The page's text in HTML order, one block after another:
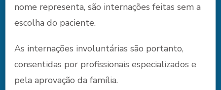
nome representa, são internações feitas sem a
escolha do paciente.
As internações involuntárias são portanto,
consentidas por profissionais especializados e
pela aprovação da família.